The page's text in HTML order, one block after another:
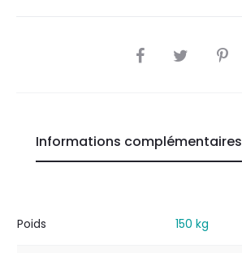
SHARE
Informations complémentaires
Poids 150 kg